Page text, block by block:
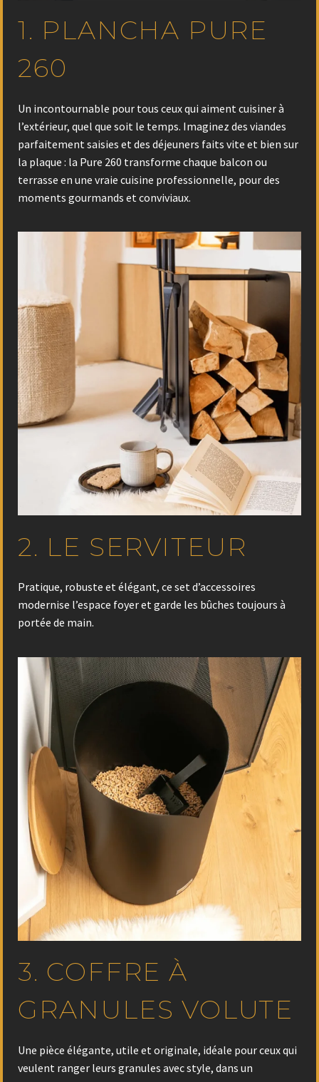
1. PLANCHA PURE
260
Un incontournable pour tous ceux qui aiment cuisiner à
l’extérieur, quel que soit le temps. Imaginez des viandes
parfaitement saisies et des déjeuners faits vite et bien sur
la plaque : la Pure 260 transforme chaque balcon ou
terrasse en une vraie cuisine professionnelle, pour des
moments gourmands et conviviaux.
2. LE SERVITEUR
Pratique, robuste et élégant, ce set d’accessoires
modernise l’espace foyer et garde les bûches toujours à
portée de main.
3. COFFRE À
GRANULES VOLUTE
Une pièce élégante, utile et originale, idéale pour ceux qui
veulent ranger leurs granules avec style, dans un